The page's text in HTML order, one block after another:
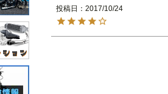
投稿日
2017/10/24